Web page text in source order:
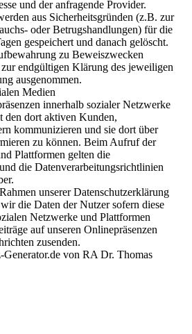
und der anfragende Provider.
aus Sicherheitsgründen (z.B. zur
oder Betrugshandlungen) für die
gespeichert und danach gelöscht.
zu Beweiszwecken
endgültigen Klärung des jeweiligen
ausgenommen.
Medien
innerhalb sozialer Netzwerke
den dort aktiven Kunden,
kommunizieren und sie dort über
zu können. Beim Aufruf der
Plattformen gelten die
die Datenverarbeitungsrichtlinien
unserer Datenschutzerklärung
die Daten der Nutzer sofern diese
Netzwerke und Plattformen
auf unseren Onlinepräsenzen
zusenden.
Generator.de von RA Dr. Thomas